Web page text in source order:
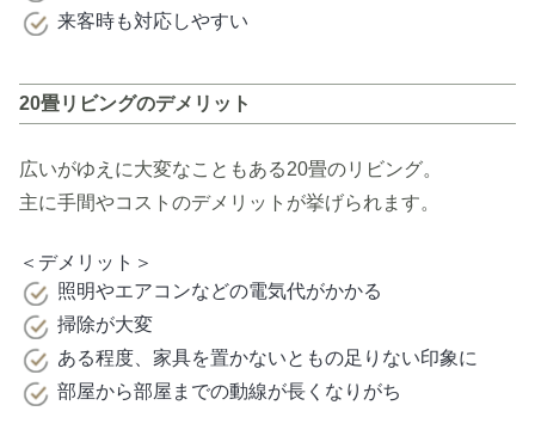
来客時も対応しやすい
20畳リビングのデメリット
広いがゆえに大変なこともある20畳のリビング。
主に手間やコストのデメリットが挙げられます。
＜デメリット＞
照明やエアコンなどの電気代がかかる
掃除が大変
ある程度、家具を置かないともの足りない印象に
部屋から部屋までの動線が長くなりがち